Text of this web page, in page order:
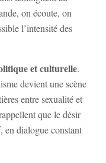
on écoute, on
l’intensité des
et culturelle.
devient une scène
entre sexualité et
que le désir
en dialogue constant